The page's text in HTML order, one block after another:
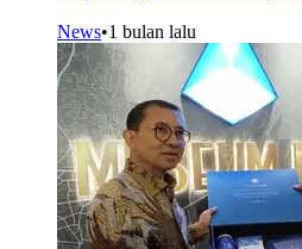
News•1 bulan lalu